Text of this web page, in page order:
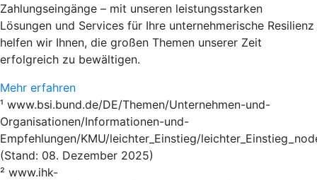
Zahlungseingänge – mit unseren leistungsstarken
Lösungen und Services für Ihre unternehmerische Resilienz
helfen wir Ihnen, die großen Themen unserer Zeit
erfolgreich zu bewältigen.
Mehr erfahren
¹ www.bsi.bund.de/DE/Themen/Unternehmen-und-
Organisationen/Informationen-und-
Empfehlungen/KMU/leichter_Einstieg/
(Stand: 08. Dezember 2025)
² www.ihk-